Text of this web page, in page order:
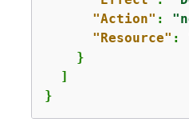
"Action" :
"Resource" :
    }
  ]
}